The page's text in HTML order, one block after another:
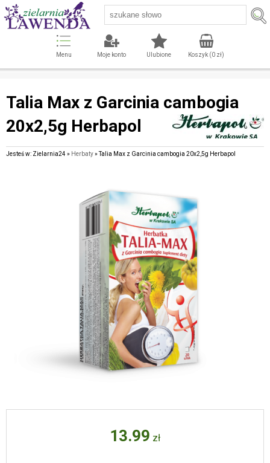
Menu Moje konto Ulubione Koszyk (0zł)
Talia Max z Garcinia cambogia
20x2,5g Herbapol
Jesteś w: Zielarnia24 » Herbaty» Talia Max z Garcinia cambogia 20x2,5g Herbapol
13.99 zł